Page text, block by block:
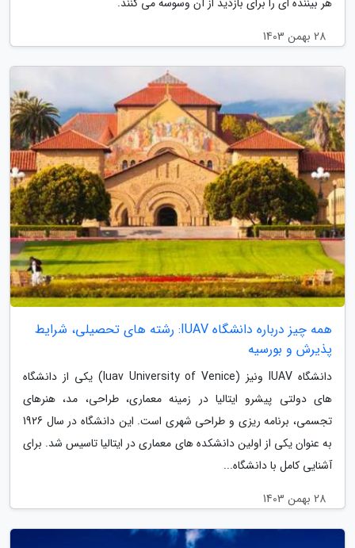
28 بهمن 1403
همه چیز درباره دانشگاه IUAV: رشته های تحصیلی، شرایط
پذیرش و بورسیه
دانشگاه IUAV ونیز (Iuav University of Venice) یکی از دانشگاه
های دولتی پیشرو ایتالیا در زمینه معماری، طراحی، مد، هنرهای
تجسمی، برنامه ریزی و طراحی شهری است. این دانشگاه در سال 1926
به عنوان یکی از اولین دانشکده های معماری در ایتالیا تاسیس شد. برای
آشنایی کامل با دانشگاه...
28 بهمن 1403